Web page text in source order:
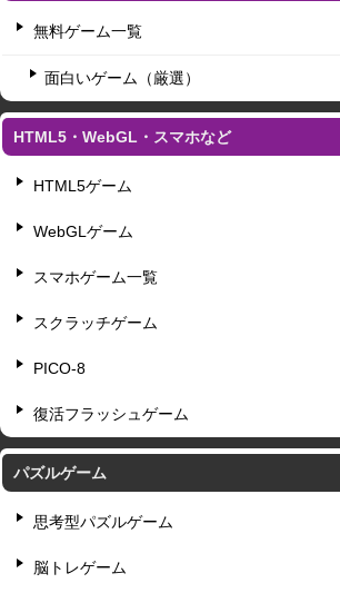
無料ゲーム一覧
面白いゲーム（厳選）
HTML5・WebGL・スマホなど
HTML5ゲーム
WebGLゲーム
スマホゲーム一覧
スクラッチゲーム
PICO-8
復活フラッシュゲーム
パズルゲーム
思考型パズルゲーム
脳トレゲーム